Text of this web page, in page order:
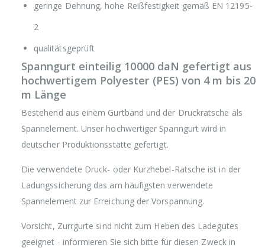
geringe Dehnung, hohe Reißfestigkeit gemäß EN 12195-
2
qualitätsgeprüft
Spanngurt einteilig 10000 daN gefertigt aus
hochwertigem Polyester (PES) von 4 m bis 20
m Länge
Bestehend aus einem Gurtband und der Druckratsche als
Spannelement. Unser hochwertiger Spanngurt wird in
deutscher Produktionsstätte gefertigt.
Die verwendete Druck- oder Kurzhebel-Ratsche ist in der
Ladungssicherung das am häufigsten verwendete
Spannelement zur Erreichung der Vorspannung.
Vorsicht, Zurrgurte sind nicht zum Heben des Ladegutes
geeignet - informieren Sie sich bitte für diesen Zweck in